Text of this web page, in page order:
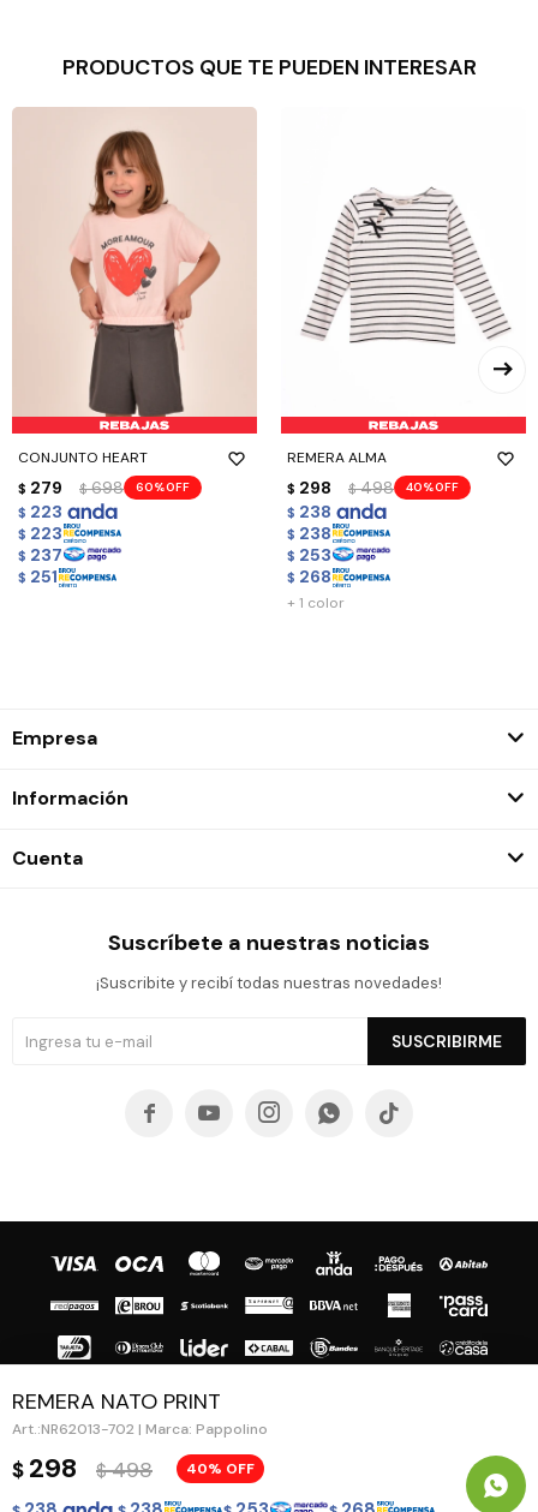
REMERA NATO PRINT
NR62013-702 | Marca: Pappolino
$ 298 $ 498 40
PRODUCTOS QUE TE PUEDEN INTERESAR
CONJUNTO HEART
$ 279 $ 698 60
$ 223
$ 223
$ 237
$ 251
REMERA ALMA
$ 298 $ 498 40
$ 238
$ 238
$ 253
$ 268
+ 1 color
Empresa
Información
Cuenta
Suscríbete a nuestras noticias
¡Suscribite y recibí todas nuestras novedades!
SUSCRIBIRME
    